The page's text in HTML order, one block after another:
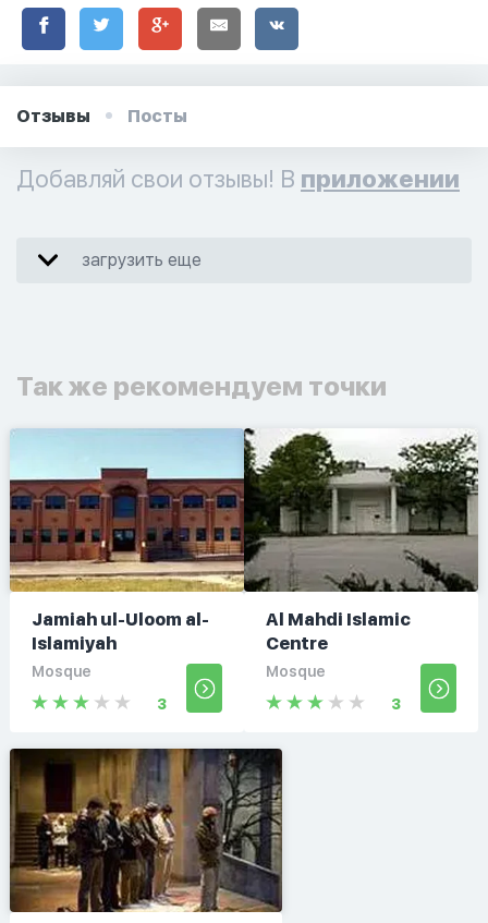
Отзывы Посты
Добавляй свои отзывы! В приложении
загрузить еще
Так же рекомендуем точки
Jamiah ul-Uloom al-
Islamiyah
Mosque
3
Al Mahdi Islamic
Centre
Mosque
3